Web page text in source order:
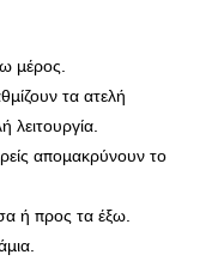
μέρος.
τα ατελή
λειτουργία.
απομακρύνουν το
ή προς τα έξω.